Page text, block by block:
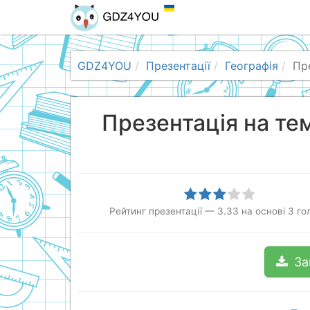
GDZ4YOU Презентації Географія
Презентація на
Рейтинг презентації — 3.33 на основі 3